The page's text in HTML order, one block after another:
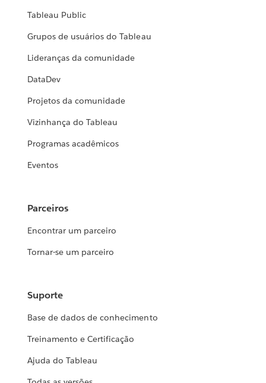
Tableau Public
Grupos de usuários do Tableau
Lideranças da comunidade
DataDev
Projetos da comunidade
Vizinhança do Tableau
Programas acadêmicos
Eventos
Parceiros
Encontrar um parceiro
Tornar-se um parceiro
Suporte
Base de dados de conhecimento
Treinamento e Certificação
Ajuda do Tableau